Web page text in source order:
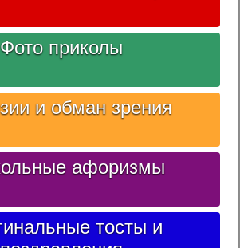
Фото приколы
и обман зрения
афоризмы
тосты и